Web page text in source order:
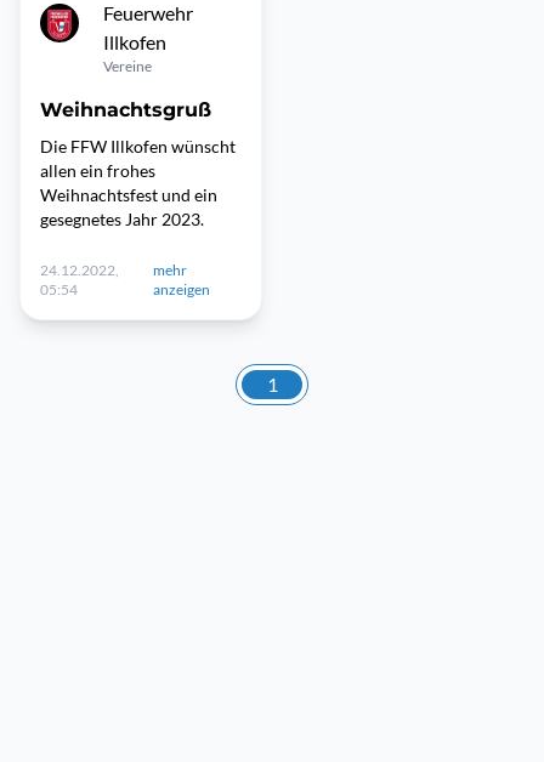
Feuerwehr
Illkofen
Vereine
Weihnachtsgruß
Die FFW Illkofen wünscht
allen ein frohes
Weihnachtsfest und ein
gesegnetes Jahr 2023.
24.12.2022,
05:54
mehr
anzeigen
1